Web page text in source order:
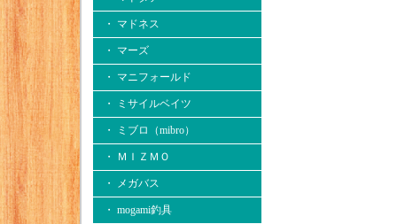
・ マドネス
・ マーズ
・ マニフォールド
・ ミサイルベイツ
・ ミブロ（mibro）
・ ＭＩＺＭＯ
・ メガバス
・ mogami釣具